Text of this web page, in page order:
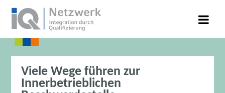
Viele Wege führen zur
Innerbetrieblichen